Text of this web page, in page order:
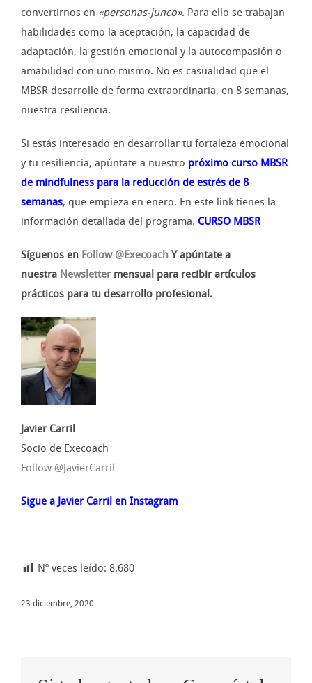
convertirnos en «personas-junco». Para ello se trabajan
habilidades como la aceptación, la capacidad de
adaptación, la gestión emocional y la autocompasión o
amabilidad con uno mismo. No es casualidad que el
MBSR desarrolle de forma extraordinaria, en 8 semanas,
nuestra resiliencia.
Si estás interesado en desarrollar tu fortaleza emocional
y tu resiliencia, apúntate a nuestro próximo curso MBSR
de mindfulness para la reducción de estrés de 8
semanas, que empieza en enero. En este link tienes la
información detallada del programa. CURSO MBSR
Síguenos en Follow @Execoach Y apúntate a
nuestra Newslettermensual para recibir artículos
prácticos para tu desarrollo profesional.
Javier Carril
Socio de Execoach
Follow @JavierCarril
Sigue a Javier Carril en Instagram
Nº veces leído: 8.680
23 diciembre, 2020